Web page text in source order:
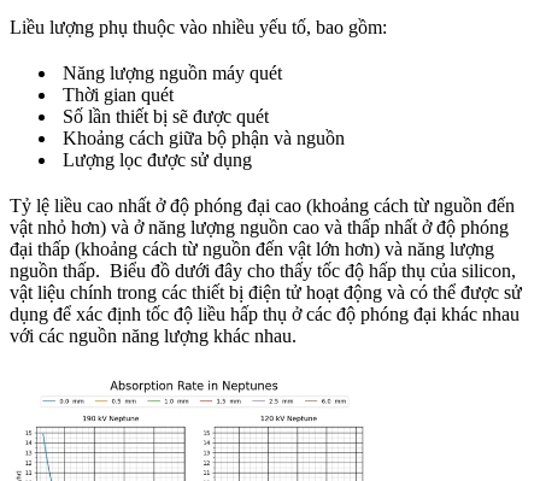
Liều lượng phụ thuộc vào nhiều yếu tố, bao gồm:
Năng lượng nguồn máy quét
Thời gian quét
Số lần thiết bị sẽ được quét
Khoảng cách giữa bộ phận và nguồn
Lượng lọc được sử dụng
Tỷ lệ liều cao nhất ở độ phóng đại cao (khoảng cách từ nguồn đến
vật nhỏ hơn) và ở năng lượng nguồn cao và thấp nhất ở độ phóng
đại thấp (khoảng cách từ nguồn đến vật lớn hơn) và năng lượng
nguồn thấp. Biểu đồ dưới đây cho thấy tốc độ hấp thụ của silicon,
vật liệu chính trong các thiết bị điện tử hoạt động và có thể được sử
dụng để xác định tốc độ liều hấp thụ ở các độ phóng đại khác nhau
với các nguồn năng lượng khác nhau.